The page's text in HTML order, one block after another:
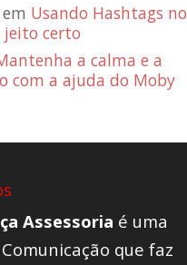
em Usando Hashtags no
jeito certo
a calma e a
com a ajuda do Moby
Assessoria é uma
que faz